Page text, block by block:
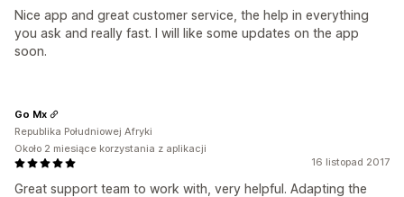
Nice app and great customer service, the help in everything
you ask and really fast. I will like some updates on the app
soon.
16 listopad 2017
Great support team to work with, very helpful. Adapting the
Go Mx
Republika Południowej Afryki
Około 2 miesiące korzystania z aplikacji